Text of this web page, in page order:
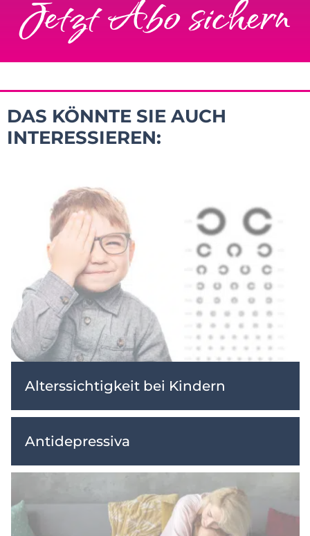
Jetzt Abo sichern
DAS KÖNNTE SIE AUCH
INTERESSIEREN:
Alterssichtigkeit bei Kindern
Antidepressiva